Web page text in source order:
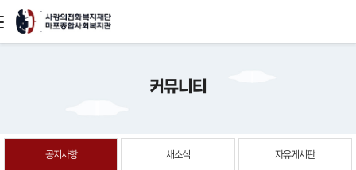
본문
커뮤니티
공지사항 새소식 자유게시판